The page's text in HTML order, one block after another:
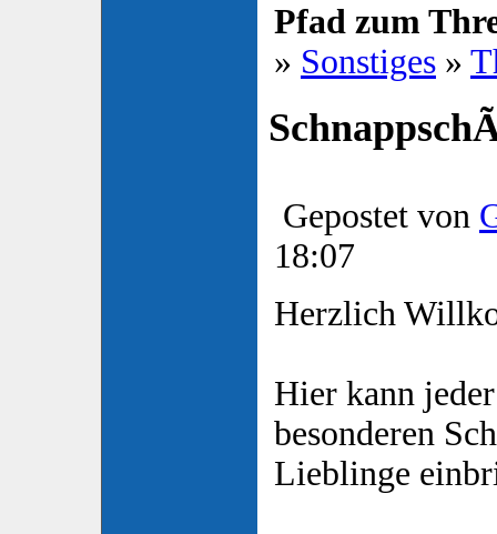
Pfad zum
» Sonstiges »
Gepostet von
18:07
Herzlich
Hier kann
besonderen
Lieblinge